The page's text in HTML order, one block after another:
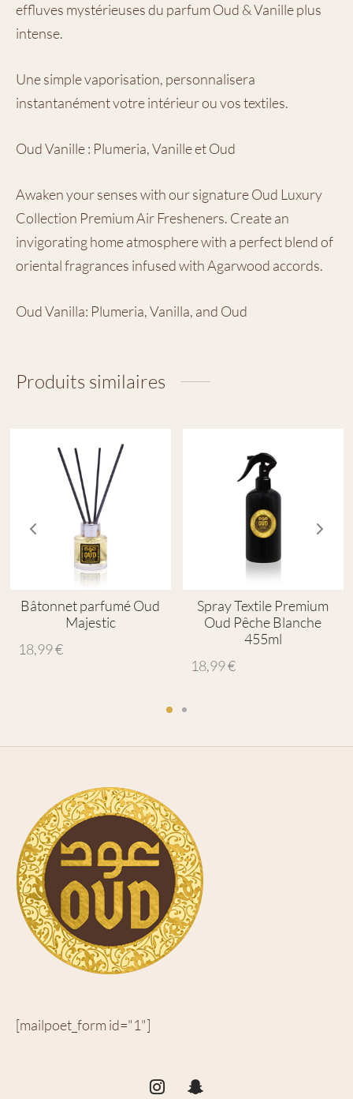
effluves mystérieuses du parfum Oud & Vanille plus
intense.
Une simple vaporisation, personnalisera
instantanément votre intérieur ou vos textiles.
Oud Vanille : Plumeria, Vanille et Oud
Awaken your senses with our signature Oud Luxury
Collection Premium Air Fresheners. Create an
invigorating home atmosphere with a perfect blend of
oriental fragrances infused with Agarwood accords.
Oud Vanilla: Plumeria, Vanilla, and Oud
Produits similaires
Bâtonnet parfumé Oud
Majestic
18,99€
Spray Textile Premium
Oud Pêche Blanche
455ml
18,99€
[mailpoet_form id="1"]